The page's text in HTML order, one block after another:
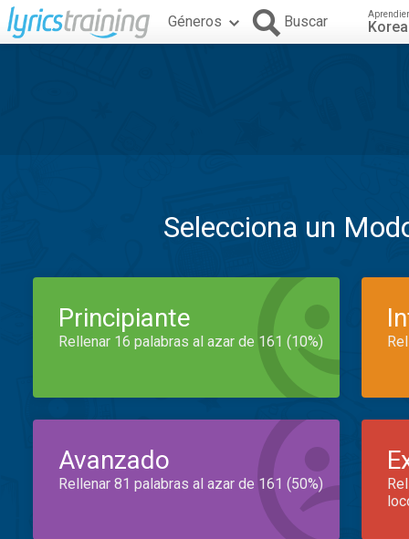
Géneros Buscar
Selecciona un
Principiante
Rellenar 16 palabras al azar de 161 (10%)
Avanzado
Rellenar 81 palabras al azar de 161 (50%)